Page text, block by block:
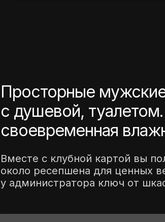
Просторные
с душевой,
своевременная
Вместе с клубной картой вы
около ресепшена для ценных
у администратора ключ от